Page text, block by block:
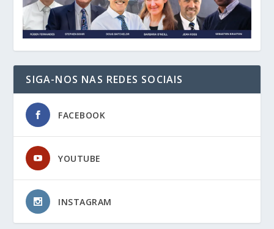
SIGA-NOS NAS REDES SOCIAIS
FACEBOOK
YOUTUBE
INSTAGRAM